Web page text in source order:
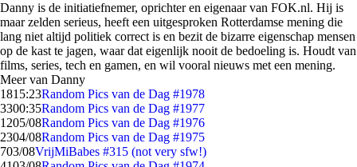
Danny is de initiatiefnemer, oprichter en eigenaar van FOK.nl. Hij is
maar zelden serieus, heeft een uitgesproken Rotterdamse mening die
lang niet altijd politiek correct is en bezit de bizarre eigenschap mensen
op de kast te jagen, waar dat eigenlijk nooit de bedoeling is. Houdt van
films, series, tech en gamen, en wil vooral nieuws met een mening.
Meer van Danny
1815:23Random Pics van de Dag #1978
3300:35Random Pics van de Dag #1977
1205/08Random Pics van de Dag #1976
2304/08Random Pics van de Dag #1975
703/08VrijMiBabes #315 (not very sfw!)